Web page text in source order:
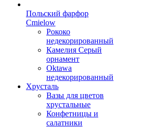
Польский фарфор
Сmielow
Рококо
недекорированный
Камелия Серый
орнамент
Oktawa
недекорированный
Хрусталь
Вазы для цветов
хрустальные
Конфетницы и
салатники